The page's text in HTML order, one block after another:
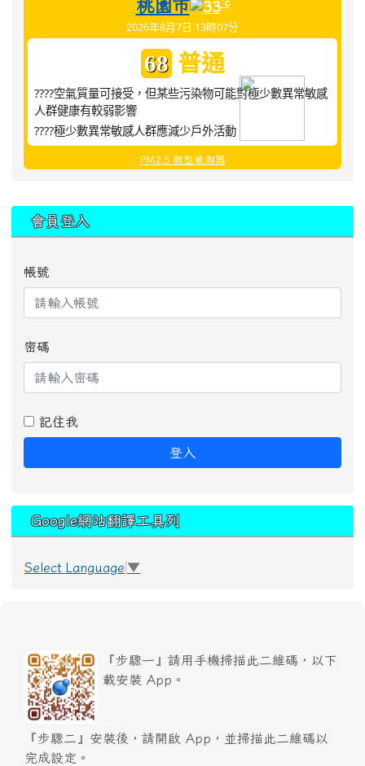
桃園市 33°c
2026年8月7日 13時07分
68 普通
????空氣質量可接受，但某些污染物可能對極少數異常敏感
人群健康有較弱影響
????極少數異常敏感人群應減少戶外活動
PM2.5 微型感測器
會員登入
帳號
密碼
記住我
登入
Google網站翻譯工具列
Select Language ▼
『步驟一』請用手機掃描此二維碼，以下
載安裝 App。
『步驟二』安裝後，請開啟 App，並掃描此二維碼以
完成設定。